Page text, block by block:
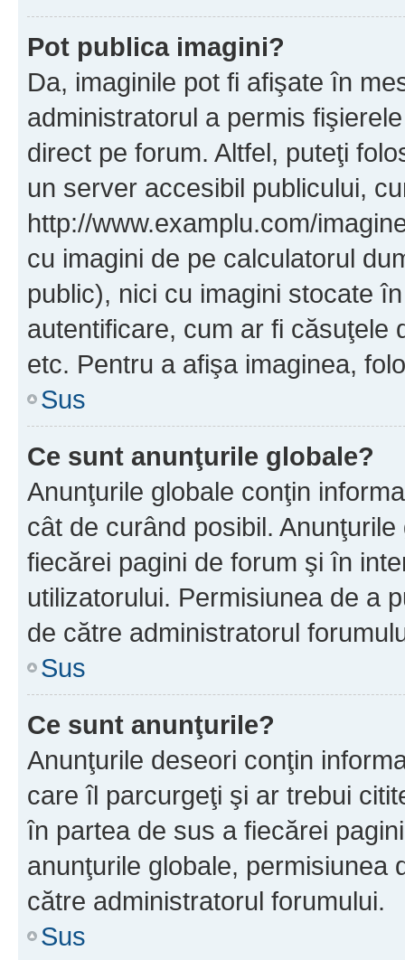
Pot publica imagini?
Da, imaginile pot fi afişate în
administratorul a permis
direct pe forum. Altfel, puteţi
un server accesibil publicului,
http://www.examplu.com/
cu imagini de pe calculatorul
public), nici cu imagini stocate
autentificare, cum ar fi căsuţele
etc. Pentru a afişa imaginea,
Sus
Ce sunt anunţurile globale?
Anunţurile globale conţin
cât de curând posibil.
fiecărei pagini de forum şi în
utilizatorului. Permisiunea de a
de către administratorul
Sus
Ce sunt anunţurile?
Anunţurile deseori conţin
care îl parcurgeţi şi ar trebui
în partea de sus a fiecărei
anunţurile globale, permisiunea
către administratorul forumului.
Sus